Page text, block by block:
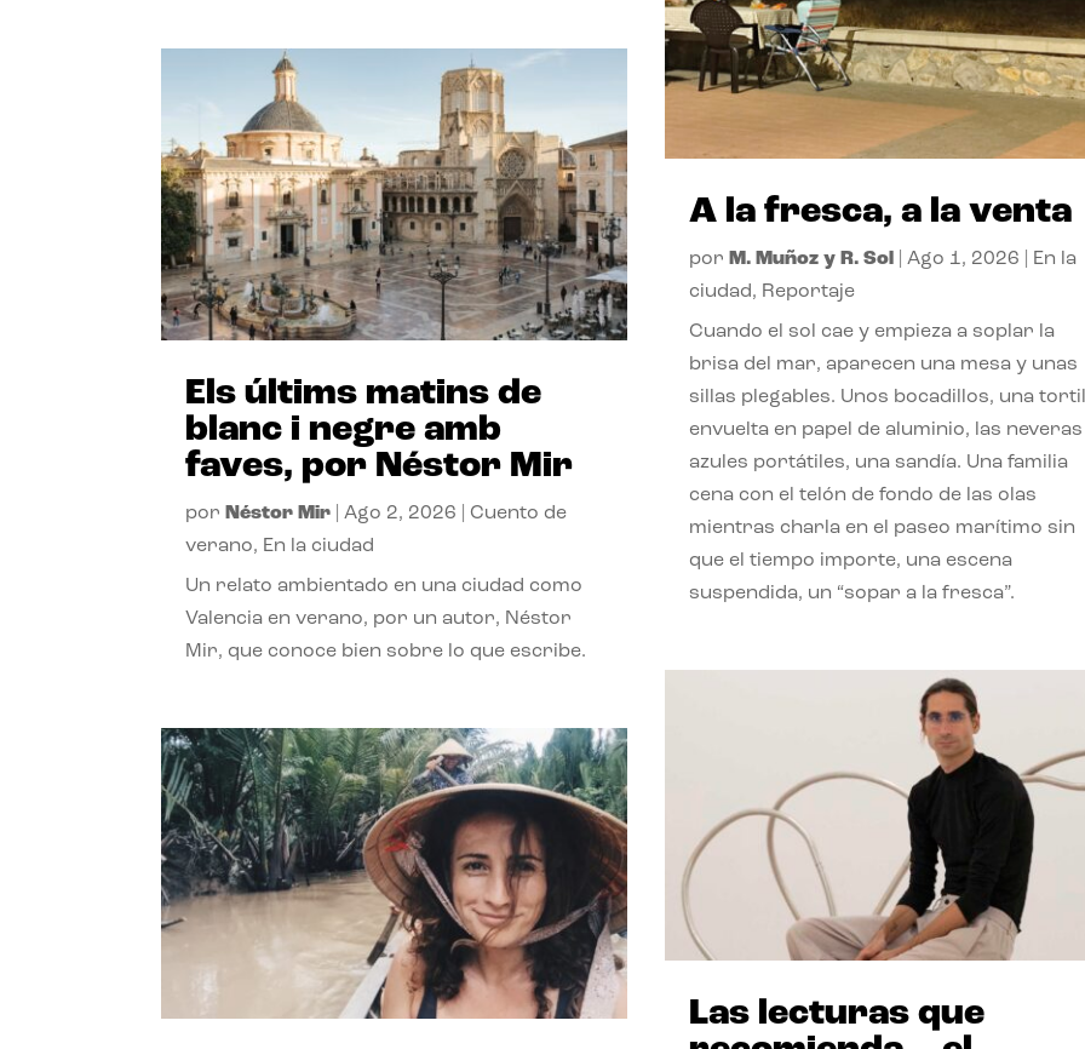
Els últims matins de
blanc i negre amb
faves, por Néstor Mir
por Néstor Mir |Ago 2, 2026 |Cuento de
verano, En la ciudad
Un relato ambientado en una ciudad como
Valencia en verano, por un autor, Néstor
Mir, que conoce bien sobre lo que escribe.
A la fresca, a la venta
por M. Muñoz y R. Sol Ago 1, 2026
En la
ciudad, Reportaje
Cuando el sol cae y empieza a soplar la
brisa del mar, aparecen una mesa y unas
sillas plegables. Unos bocadillos, una
envuelta en papel de aluminio, las neveras
azules portátiles, una sandía. Una familia
cena con el telón de fondo de las olas
mientras charla en el paseo marítimo sin
que el tiempo importe, una escena
suspendida, un “sopar a la fresca”.
Las lecturas que